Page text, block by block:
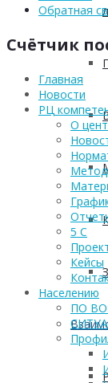
Обратная
Счётчик
Главная
Новости
РЦ
О
5 С
Кейсы
Населению
ПО